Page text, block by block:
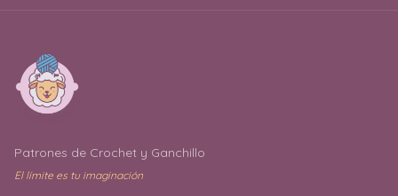
Patrones de Crochet y Ganchillo
El límite es tu imaginación